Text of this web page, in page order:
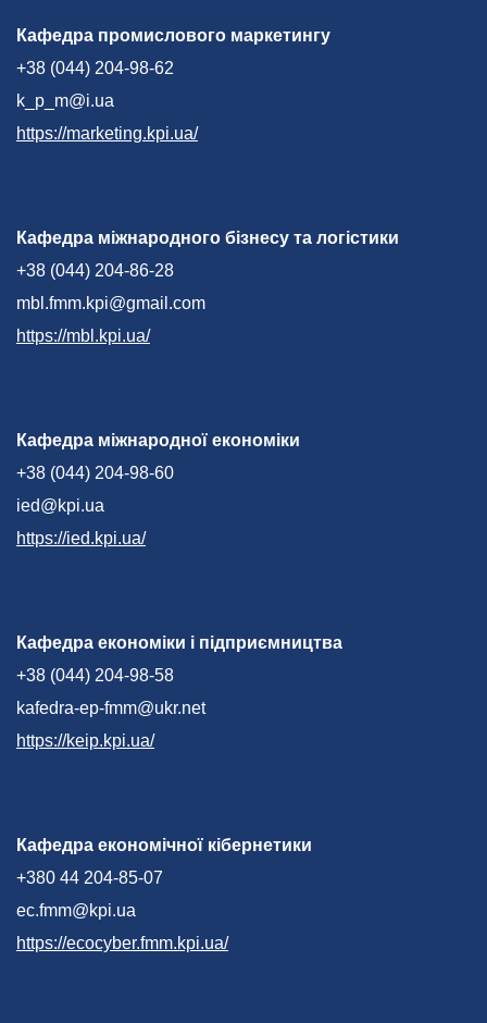
Кафедра промислового маркетингу
+38 (044) 204-98-62
k_p_m@i.ua
https://marketing.kpi.ua/
Кафедра міжнародного бізнесу та логістики
+38 (044) 204-86-28
mbl.fmm.kpi@gmail.com
https://mbl.kpi.ua/
Кафедра міжнародної економіки
+38 (044) 204-98-60
ied@kpi.ua
https://ied.kpi.ua/
Кафедра економіки і підприємництва
+38 (044) 204-98-58
kafedra-ep-fmm@ukr.net
https://keip.kpi.ua/
Кафедра економічної кібернетики
+380 44 204-85-07
ec.fmm@kpi.ua
https://ecocyber.fmm.kpi.ua/